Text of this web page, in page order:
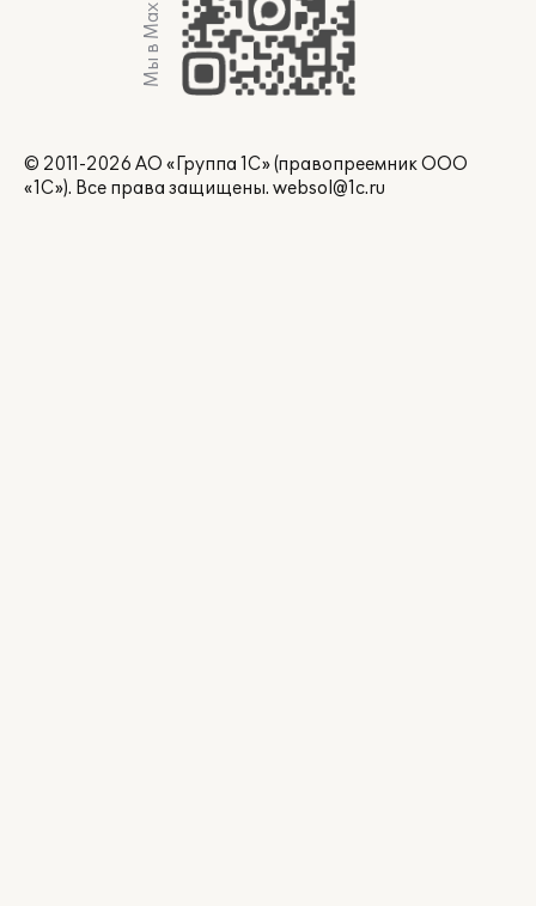
Мы в Max
© 2011-2026 АО «Группа 1С» (правопреемник ООО
«1С»). Все права защищены. websol@1c.ru